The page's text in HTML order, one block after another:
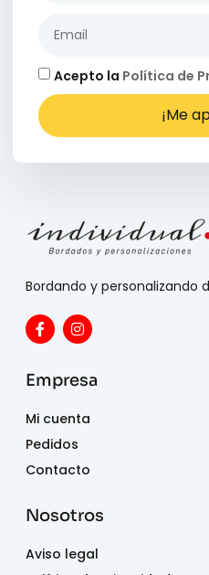
Acepto la Política de
¡Me
Bordando y personalizando
Empresa
Mi cuenta
Pedidos
Contacto
Nosotros
Aviso legal